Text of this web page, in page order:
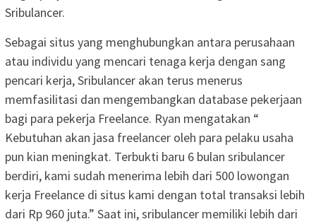
Sribulancer.
Sebagai situs yang menghubungkan antara perusahaan
atau individu yang mencari tenaga kerja dengan sang
pencari kerja, Sribulancer akan terus menerus
memfasilitasi dan mengembangkan database pekerjaan
bagi para pekerja Freelance. Ryan mengatakan “
Kebutuhan akan jasa freelancer oleh para pelaku usaha
pun kian meningkat. Terbukti baru 6 bulan sribulancer
berdiri, kami sudah menerima lebih dari 500 lowongan
kerja Freelance di situs kami dengan total transaksi lebih
dari Rp 960 juta.” Saat ini, sribulancer memiliki lebih dari